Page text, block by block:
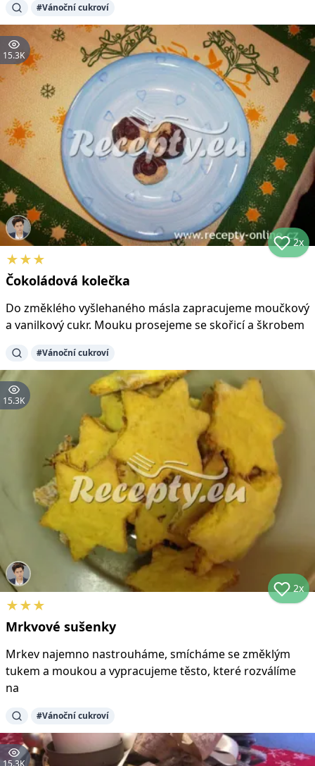
#Vánoční cukroví
15.3K
2x
★★★
Čokoládová kolečka
Do změklého vyšlehaného másla zapracujeme moučkový
a vanilkový cukr. Mouku prosejeme se skořicí a škrobem
#Vánoční cukroví
15.3K
2x
★★★
Mrkvové sušenky
Mrkev najemno nastrouháme, smícháme se změklým
tukem a moukou a vypracujeme těsto, které rozválíme
na
#Vánoční cukroví
15.3K